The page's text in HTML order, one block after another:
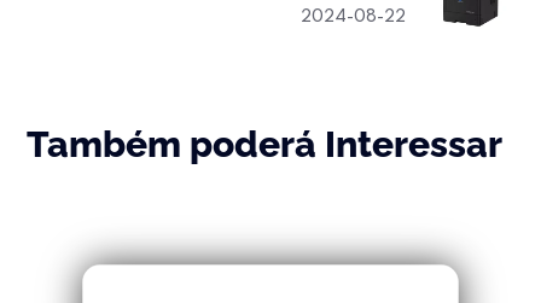
2024-08-22
Também poderá Interessar